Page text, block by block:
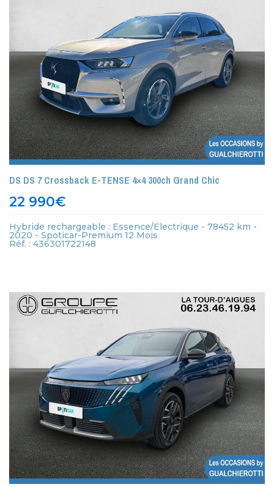
DS DS 7 Crossback E-TENSE 4×4 300ch Grand Chic
22 990€
Hybride rechargeable : Essence/Electrique - 78452 km -
2020 - Spoticar-Premium 12 Mois
Réf. : 436301722148